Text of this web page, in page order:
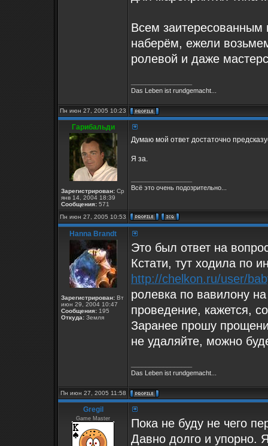
Всем заитересованным
наберём, ежели
ролевой и даже
Das Leben ist rundgemacht...
Пн июн 27, 2005 10:23
Гарибальди
Зарегистрирован: Ср
янв 14, 2004 18:39
Сообщения: 571
Думаю мой ответ достаточно
Я за.
Всё это очень подозрительно...
Пн июн 27, 2005 10:53
Hanna Brandt
Зарегистрирован: Вт
июн 29, 2004 10:47
Сообщения: 195
Откуда: Земля
Это был ответ на
Кстати, тут ходила по
http://chelkon.ru/user/
ролевка по вавилону
проведение, кажется,
Заранее прошу
не удаляйте, можно
Das Leben ist rundgemacht...
Пн июн 27, 2005 11:58
Gregil
Game Master
Пока не буду не чего
Давно долго и